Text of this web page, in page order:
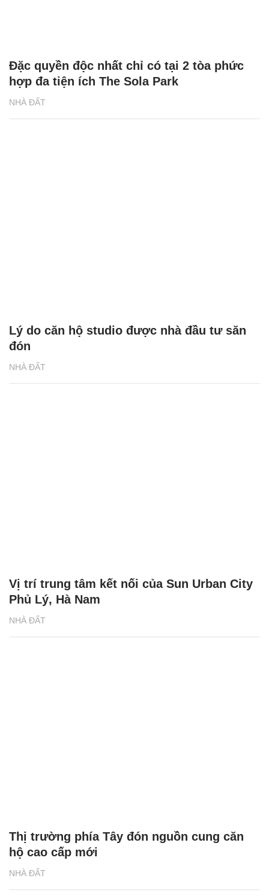
NHÀ ĐẤT
Đặc quyền độc nhất chỉ có tại 2 tòa phức
hợp đa tiện ích The Sola Park
NHÀ ĐẤT
Lý do căn hộ studio được nhà đầu tư săn
đón
NHÀ ĐẤT
Vị trí trung tâm kết nối của Sun Urban City
Phủ Lý, Hà Nam
NHÀ ĐẤT
Thị trường phía Tây đón nguồn cung căn
hộ cao cấp mới